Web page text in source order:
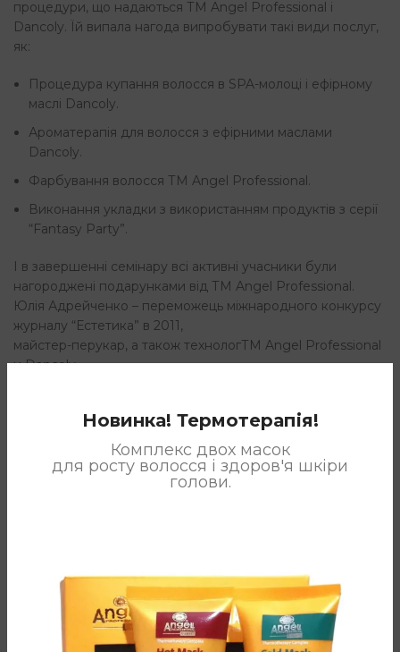
Новинка! Термотерапія!
Комплекс двох масок
для росту волосся і здоров'я шкіри
голови.
процедури, що надаються ТМ Angel Professional і
Dancoly. Їй випала нагода випробувати такі види послуг,
як:
Процедура купання волосся в SPA-молоці і ефірному
маслі Dancoly.
Ароматерапія для волосся з ефірними маслами
Dancoly.
Фарбування волосся ТМ Angel Professional.
Виконання укладки з використанням продуктів з серії
“Fantasy Party”.
І в завершенні семінару всі активні учасники були
нагороджені подарунками від ТМ Angel Professional.
Юлія Адрейченко – переможець міжнародного конкурсу
журналу “Естетика” в 2011,
майстер-перукар, а також технологТМ Angel Professional
и Dancoly.